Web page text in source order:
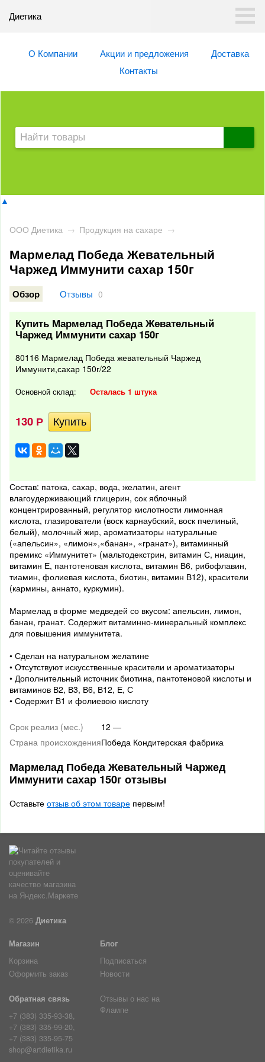
Диетика
О Компании Акции и предложения
Доставка
Контакты
▲
ООО Диетика → Продукция на сахаре →
Мармелад Победа Жевательный
Чаржед Иммунити сахар 150г
Обзор Отзывы 0
Купить Мармелад Победа Жевательный
Чаржед Иммунити сахар 150г
80116 Мармелад Победа жевательный Чаржед
Иммунити,сахар 150г/22
Основной склад: Осталась 1 штука
130 Р
Состав: патока, сахар, вода, желатин, агент
влагоудерживающий глицерин, сок яблочный
концентрированный, регулятор кислотности лимонная
кислота, глазирователи (воск карнаубский, воск пчелиный,
белый), молочный жир, ароматизаторы натуральные
(«апельсин», «лимон»,«банан», «гранат»), витаминный
премикс «Иммунитет» (мальтодекстрин, витамин С, ниацин,
витамин Е, пантотеновая кислота, витамин В6, рибофлавин,
тиамин, фолиевая кислота, биотин, витамин В12), красители
(кармины, аннато, куркумин).
Мармелад в форме медведей со вкусом: апельсин, лимон,
банан, гранат. Содержит витаминно-минеральный комплекс
для повышения иммунитета.
• Сделан на натуральном желатине
• Отсутствуют искусственные красители и ароматизаторы
• Дополнительный источник биотина, пантотеновой кислоты и
витаминов В2, В3, В6, В12, Е, С
• Содержит В1 и фолиевою кислоту
Срок реализ (мес.)
12 —
Страна происхожденияПобеда Кондитерская фабрика
Мармелад Победа Жевательный Чаржед
Иммунити сахар 150г отзывы
Оставьте отзыв об этом товаре первым!
© 2026 Диетика
Магазин
Корзина
Оформить заказ
Блог
Подписаться
Новости
Обратная связь
+7 (383) 335-93-38,
+7 (383) 335-99-20,
+7 (383) 335-95-75
shop@artdietika.ru
Отзывы о нас на
Флампе